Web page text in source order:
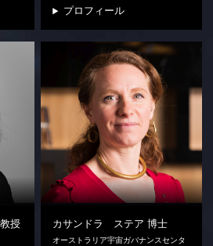
プロフィール
教授
カサンドラ ステア 博士
オーストラリア宇宙ガバナンスセンタ